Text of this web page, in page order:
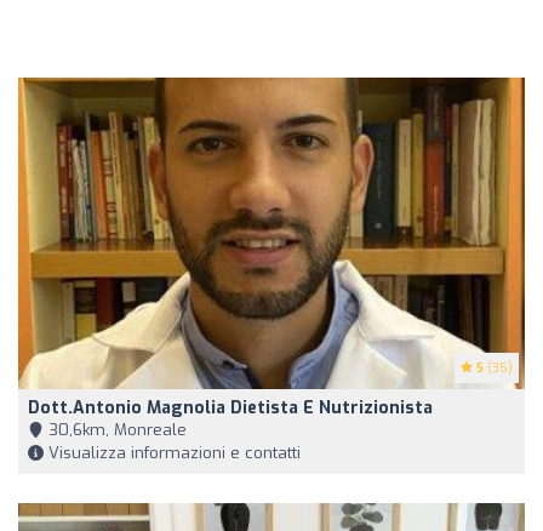
5 (35)
Dott.Antonio Magnolia Dietista E Nutrizionista
30,6km, Monreale
Visualizza informazioni e contatti